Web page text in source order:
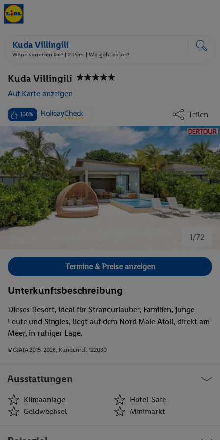
Kuda Villingili
Wann verreisen Sie? | 2 Pers. | Wo geht es los?
Kuda Villingili
Auf Karte anzeigen
100% Teilen
1/72
Bild 1 von 72.
Termine & Preise anzeigen
Unterkunftsbeschreibung
Dieses Resort, ideal für Strandurlauber, Familien, junge
Leute und Singles, liegt auf dem Nord Male Atoll, direkt am
Meer, in ruhiger Lage.
©GIATA 2015-2026, Kundenref. 122030
Ausstattungen
Klimaanlage
Hotel-Safe
Geldwechsel
Minimarkt